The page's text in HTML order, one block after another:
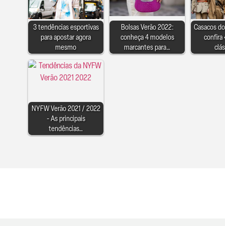
3 tendências esportivas
para apostar agora
mesmo
Bolsas Verão 2022:
conheça 4 modelos
marcantes para…
Casacos
confira
NYFW Verão 2021 / 2022
- As principais
tendências…